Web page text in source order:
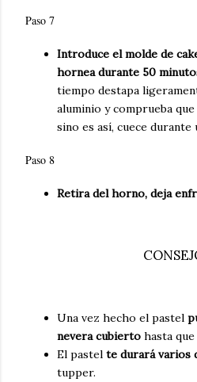
Paso 7
Introduce el molde de
hornea durante 50
tiempo destapa
aluminio y comprueba
sino es así, cuece durante
Paso 8
Retira del horno, deja
Una vez hecho el pastel
nevera cubierto hasta
El pastel te durará varios
tupper.